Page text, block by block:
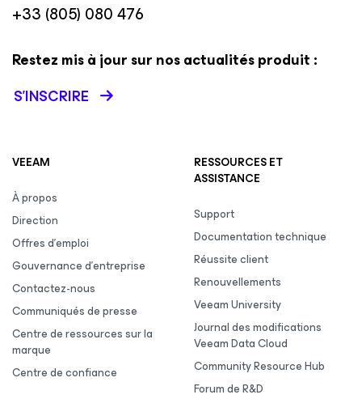
+33 (805) 080 476
Restez mis à jour sur nos actualités produit :
S’INSCRIRE
VEEAM
À propos
Direction
Offres d’emploi
Gouvernance d’entreprise
Contactez-nous
Communiqués de presse
Centre de ressources sur la
marque
Centre de confiance
RESSOURCES ET
ASSISTANCE
Support
Documentation technique
Réussite client
Renouvellements
Veeam University
Journal des modifications
Veeam Data Cloud
Community Resource Hub
Forum de R&D